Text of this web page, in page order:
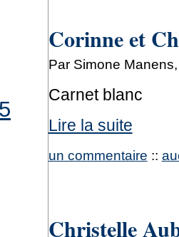
Corinne et
Par Simone
Carnet blanc
Lire la suite
un commentaire ::
Christelle